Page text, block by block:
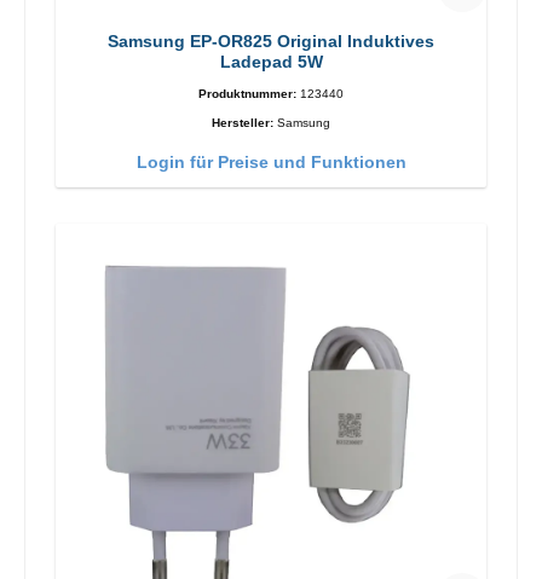
Samsung EP-OR825 Original Induktives
Ladepad 5W
Produktnummer: 123440
Hersteller: Samsung
Login für Preise und Funktionen